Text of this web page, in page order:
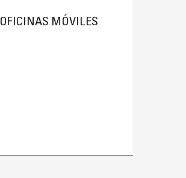
OFICINAS MÓVILES